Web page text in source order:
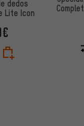
dedos
Lite Icon